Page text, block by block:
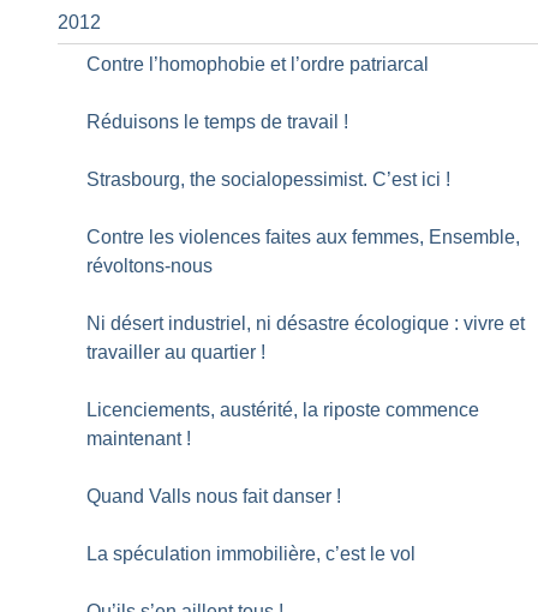
2012
Contre l’homophobie et l’ordre patriarcal
Réduisons le temps de travail !
Strasbourg, the socialopessimist. C’est ici !
Contre les violences faites aux femmes, Ensemble,
révoltons-nous
Ni désert industriel, ni désastre écologique : vivre et
travailler au quartier !
Licenciements, austérité, la riposte commence
maintenant !
Quand Valls nous fait danser !
La spéculation immobilière, c’est le vol